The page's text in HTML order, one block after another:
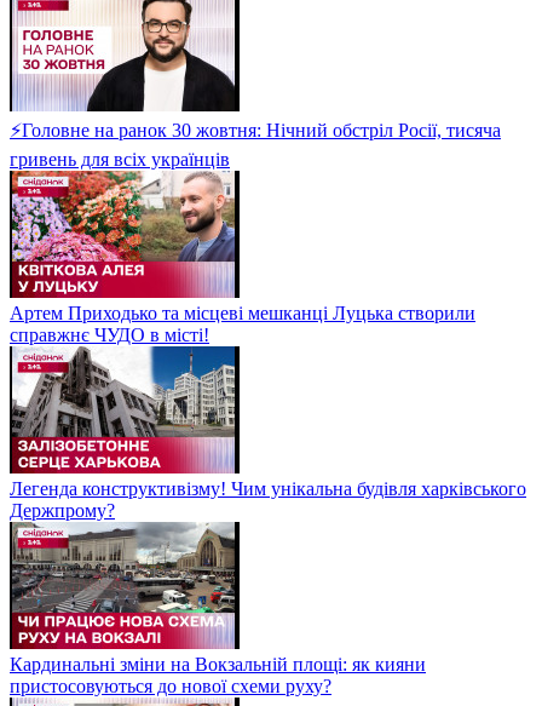
⚡Головне на ранок 30 жовтня: Нічний обстріл Росії, тисяча
гривень для всіх українців
Артем Приходько та місцеві мешканці Луцька створили
справжнє ЧУДО в місті!
Легенда конструктивізму! Чим унікальна будівля харківського
Держпрому?
Кардинальні зміни на Вокзальній площі: як кияни
пристосовуються до нової схеми руху?